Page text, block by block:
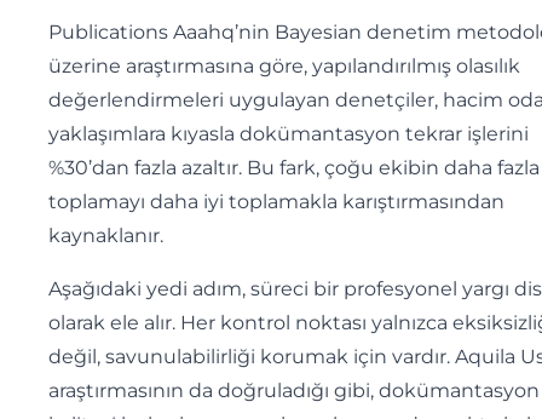
Publications Aaahq’nin Bayesian denetim
üzerine araştırmasına göre, yapılandırılmış olasılık
değerlendirmeleri uygulayan denetçiler, hacim
yaklaşımlara kıyasla dokümantasyon tekrar işlerini
%30’dan fazla azaltır. Bu fark, çoğu ekibin daha fazla
toplamayı daha iyi toplamakla karıştırmasından
kaynaklanır.
Aşağıdaki yedi adım, süreci bir profesyonel yargı
olarak ele alır. Her kontrol noktası yalnızca
değil, savunulabilirliği korumak için vardır. Aquila
araştırmasının da doğruladığı gibi, dokümantasyon